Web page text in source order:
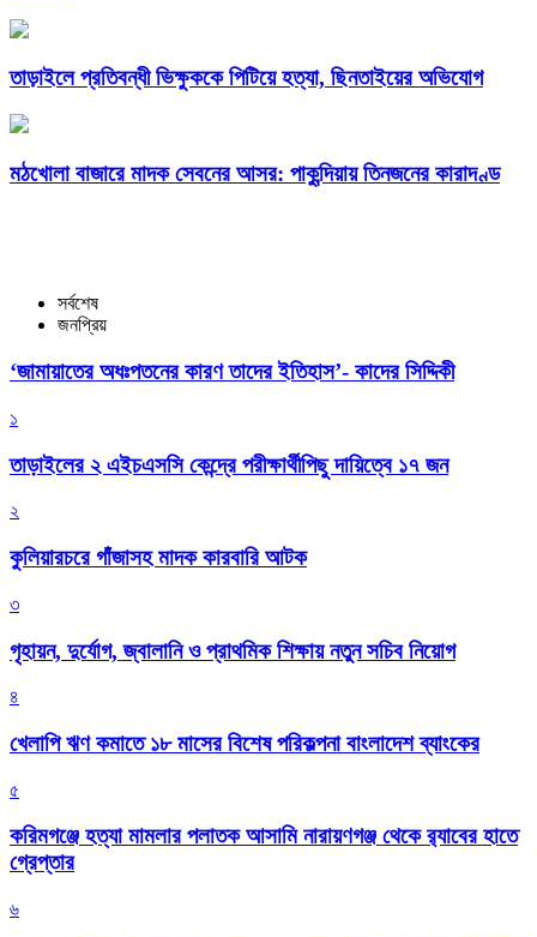
তাড়াইলে প্রতিবন্ধী ভিক্ষুককে পিটিয়ে হত্যা, ছিনতাইয়ের অভিযোগ
মঠখোলা বাজারে মাদক সেবনের আসর: পাকুন্দিয়ায় তিনজনের কারাদণ্ড
সর্বশেষ
জনপ্রিয়
‘জামায়াতের অধঃপতনের কারণ তাদের ইতিহাস’- কাদের সিদ্দিকী
১
তাড়াইলের ২ এইচএসসি কেন্দ্রে পরীক্ষার্থীপিছু দায়িত্বে ১৭ জন
২
কুলিয়ারচরে গাঁজাসহ মাদক কারবারি আটক
৩
গৃহায়ন, দুর্যোগ, জ্বালানি ও প্রাথমিক শিক্ষায় নতুন সচিব নিয়োগ
৪
খেলাপি ঋণ কমাতে ১৮ মাসের বিশেষ পরিকল্পনা বাংলাদেশ ব্যাংকের
৫
করিমগঞ্জে হত্যা মামলার পলাতক আসামি নারায়ণগঞ্জ থেকে র‌্যাবের হাতে
গ্রেপ্তার
৬